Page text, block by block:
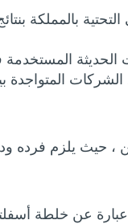
بالمملكة
الحديثة
، حيث يلزم فرده
عن خلطة